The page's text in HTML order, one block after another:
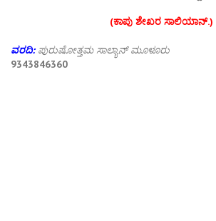
(ಕಾಪು ಶೇಖರ ಸಾಲಿಯಾನ್.)
ವರದಿ: ಪುರುಷೋತ್ತಮ ಸಾಲ್ಯಾನ್ ಮೂಳೂರು
9343846360